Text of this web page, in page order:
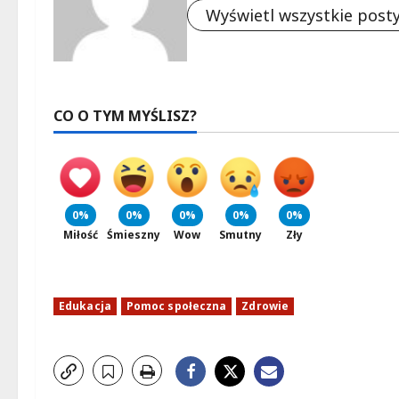
Wyświetl wszystkie
CO O TYM MYŚLISZ?
0%
Miłość
0%
Śmieszny
0%
Wow
0%
Smutny
0%
Zły
Edukacja Pomoc społeczna Zdrowie